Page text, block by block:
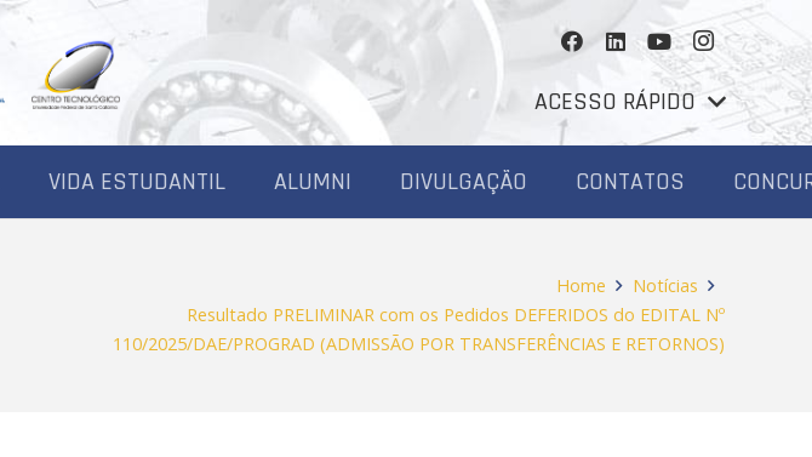
ACESSO RÁPIDO
VIDA ESTUDANTIL ALUMNI DIVULGAÇÃO CONTATOS
Home
Notícias
Resultado PRELIMINAR com os Pedidos DEFERIDOS do EDITAL Nº
110/2025/DAE/PROGRAD (ADMISSÃO POR TRANSFERÊNCIAS E RETORNOS)